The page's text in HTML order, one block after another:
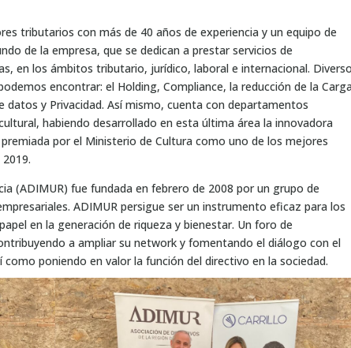
tributarios con más de 40 años de experiencia y un equipo de
de la empresa, que se dedican a prestar servicios de
en los ámbitos tributario, jurídico, laboral e internacional.
encontrar: el Holding, Compliance, la reducción de la Carga
y Privacidad. Así mismo, cuenta con departamentos
habiendo desarrollado en esta última área la innovadora
premiada por el Ministerio de Cultura como uno de los mejores
(ADIMUR) fue fundada en febrero de 2008 por un grupo de
ADIMUR persigue ser un instrumento eficaz para los
en la generación de riqueza y bienestar. Un foro de
a ampliar su network y fomentando el diálogo con el
poniendo en valor la función del directivo en la sociedad.